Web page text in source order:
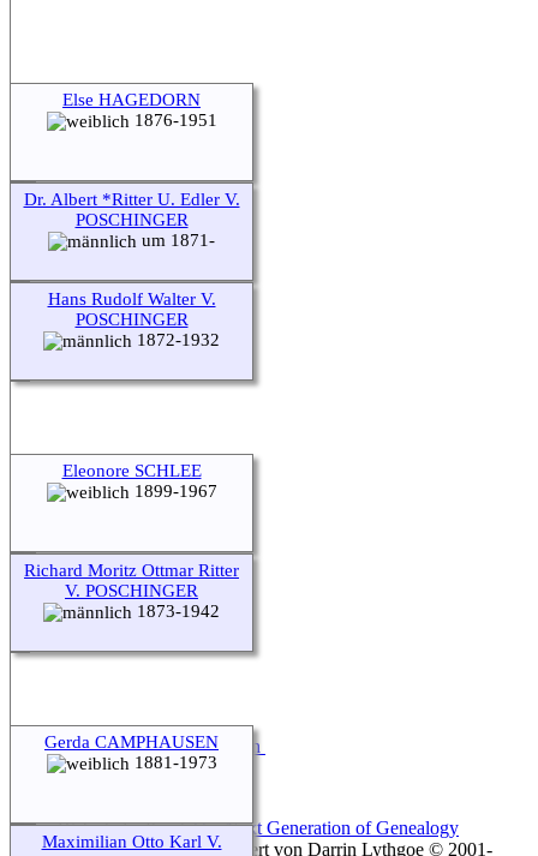
Else HAGEDORN
1876-1951
Dr. Albert *Ritter U. Edler V.
POSCHINGER
um 1871-
Hans Rudolf Walter V.
POSCHINGER
1872-1932
Eleonore SCHLEE
1899-1967
Richard Moritz Ottmar Ritter
V. POSCHINGER
1873-1942
Gerda CAMPHAUSEN
1881-1973
Maximilian Otto Karl V.
Zur Desktop-Webseite wechseln
Diese Website läuft mitThe Next Generation of Genealogy
Sitebuildingv. 12.1, programmiert von Darrin Lythgoe © 2001-